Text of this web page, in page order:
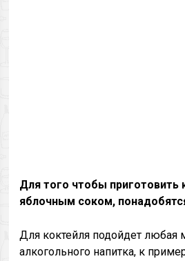
Для того чтобы приготовить
яблочным соком,
Для коктейля подойдет любая
алкогольного напитка, к